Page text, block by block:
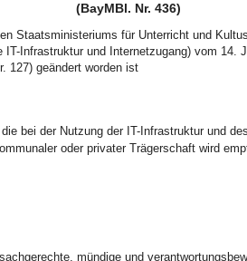
(BayMBl. Nr. 436)
Staatsministeriums für Unterricht und
Infrastruktur und Internetzugang) vom 14.
127) geändert worden ist
bei der Nutzung der IT-Infrastruktur und
oder privater Trägerschaft wird
mündige und